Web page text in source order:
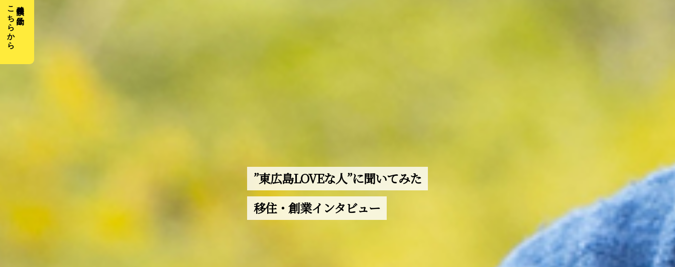
移住相談の予約は
こちらから
”東広島LOVEな人”に聞いてみた
移住・創業インタビュー